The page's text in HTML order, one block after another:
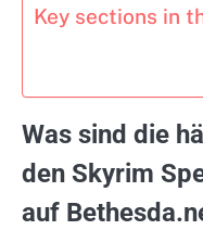
Key sections in
Was sind die
den Skyrim
auf